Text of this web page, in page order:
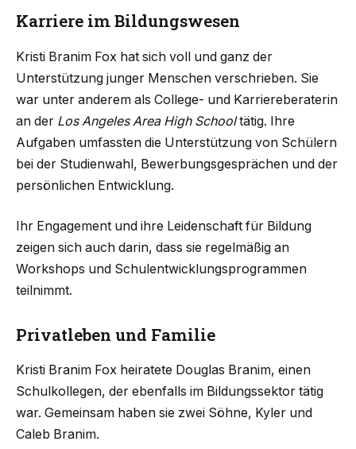
Karriere im Bildungswesen
Kristi Branim Fox hat sich voll und ganz der
Unterstützung junger Menschen verschrieben. Sie
war unter anderem als College- und Karriereberaterin
an der Los Angeles Area High Schooltätig. Ihre
Aufgaben umfassten die Unterstützung von Schülern
bei der Studienwahl, Bewerbungsgesprächen und der
persönlichen Entwicklung.
Ihr Engagement und ihre Leidenschaft für Bildung
zeigen sich auch darin, dass sie regelmäßig an
Workshops und Schulentwicklungsprogrammen
teilnimmt.
Privatleben und Familie
Kristi Branim Fox heiratete Douglas Branim, einen
Schulkollegen, der ebenfalls im Bildungssektor tätig
war. Gemeinsam haben sie zwei Söhne, Kyler und
Caleb Branim.